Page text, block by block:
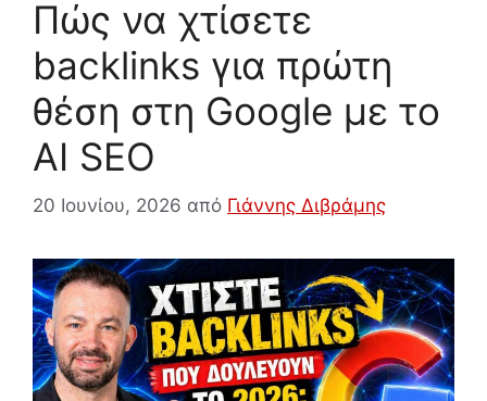
Πώς να χτίσετε
backlinks για πρώτη
θέση στη Google με το
AI SEO
20 Ιουνίου, 2026 από Γιάννης Διβράμης